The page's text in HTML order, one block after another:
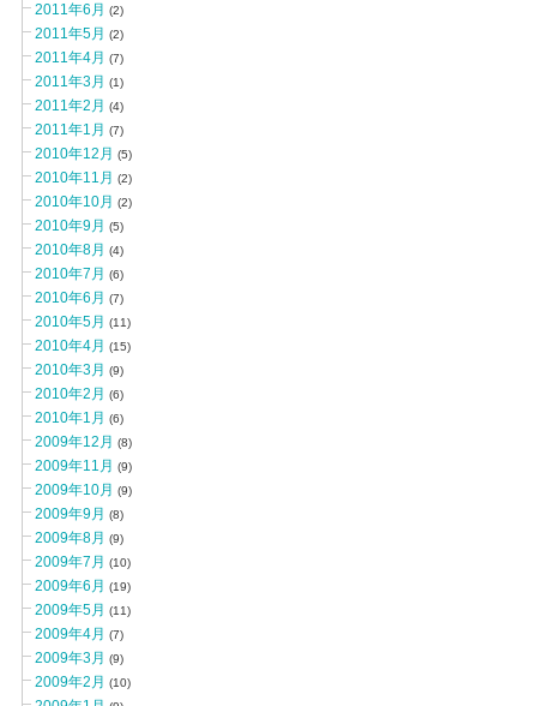
2011年6月 (2)
2011年5月 (2)
2011年4月 (7)
2011年3月 (1)
2011年2月 (4)
2011年1月 (7)
2010年12月 (5)
2010年11月 (2)
2010年10月 (2)
2010年9月 (5)
2010年8月 (4)
2010年7月 (6)
2010年6月 (7)
2010年5月 (11)
2010年4月 (15)
2010年3月 (9)
2010年2月 (6)
2010年1月 (6)
2009年12月 (8)
2009年11月 (9)
2009年10月 (9)
2009年9月 (8)
2009年8月 (9)
2009年7月 (10)
2009年6月 (19)
2009年5月 (11)
2009年4月 (7)
2009年3月 (9)
2009年2月 (10)